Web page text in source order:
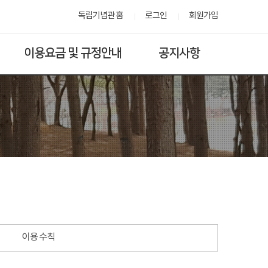
독립기념관 홈 로그인 회원가입
이용요금 및 규정안내 공지사항
이용 수칙